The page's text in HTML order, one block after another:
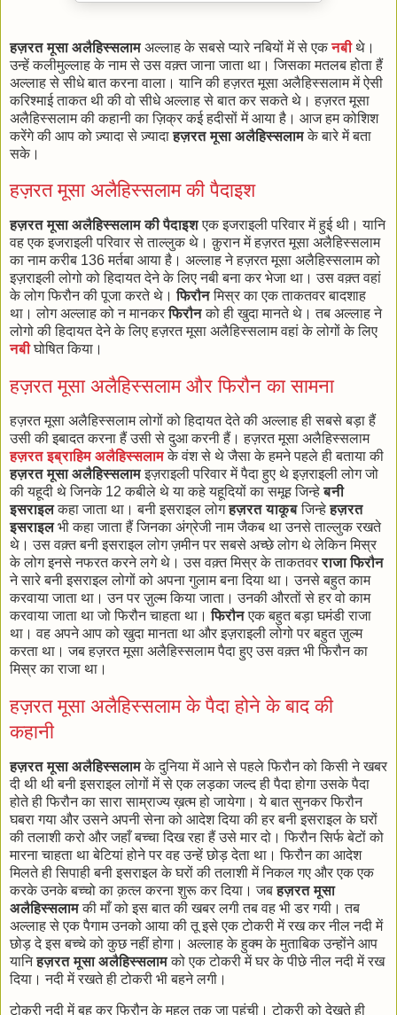
हज़रत मूसा अलैहिस्सलाम अल्लाह के सबसे प्यारे नबियों में से एकनबीथे।
उन्हें कलीमुल्लाह के नाम से उस वक़्त जाना जाता था। जिसका मतलब होता हैं
अल्लाह से सीधे बात करना वाला। यानि की हज़रत मूसा अलैहिस्सलाम में ऐसी
करिश्माई ताकत थी की वो सीधे अल्लाह से बात कर सकते थे। हज़रत मूसा
अलैहिस्सलाम की कहानी का ज़िक्र कई हदीसों में आया है। आज हम कोशिश
करेंगे की आप को ज़्यादा से ज़्यादाहज़रत मूसा अलैहिस्सलामके बारे में बता
सके।
हज़रत मूसा अलैहिस्सलाम की पैदाइश
हज़रत मूसा अलैहिस्सलाम की पैदाइशएक इजराइली परिवार में हुई थी। यानि
वह एक इजराइली परिवार से ताल्लुक थे। क़ुरान में हज़रत मूसा अलैहिस्सलाम
का नाम करीब 136 मर्तबा आया है। अल्लाह ने हज़रत मूसा अलैहिस्सलाम को
इज़राइली लोगो को हिदायत देने के लिए नबी बना कर भेजा था। उस वक़्त वहां
के लोग फिरौन की पूजा करते थे।फिरौनमिस्र का एक ताकतवर बादशाह
था। लोग अल्लाह को न मानकरफिरौनको ही खुदा मानते थे। तब अल्लाह ने
लोगो की हिदायत देने के लिए हज़रत मूसा अलैहिस्सलाम वहां के लोगों के लिए
नबीघोषित किया।
हज़रत मूसा अलैहिस्सलाम और फिरौन का सामना
हज़रत मूसा अलैहिस्सलाम लोगों को हिदायत देते की अल्लाह ही सबसे बड़ा हैं
उसी की इबादत करना हैं उसी से दुआ करनी हैं। हज़रत मूसा अलैहिस्सलाम
हज़रत इब्राहिम अलैहिस्सलामके वंश से थे जैसा के हमने पहले ही बताया की
हज़रत मूसा अलैहिस्सलामइज़राइली परिवार में पैदा हुए थे इज़राइली लोग जो
की यहूदी थे जिनके 12 कबीले थे या कहे यहूदियों का समूह जिन्हेबनी
इसराइलकहा जाता था। बनी इसराइल लोगहज़रत याकूबजिन्हेहज़रत
इसराइलभी कहा जाता हैं जिनका अंग्रेजी नाम जैकब था उनसे ताल्लुक रखते
थे। उस वक़्त बनी इसराइल लोग ज़मीन पर सबसे अच्छे लोग थे लेकिन मिस्र
के लोग इनसे नफरत करने लगे थे। उस वक़्त मिस्र के ताकतवरराजा फिरौन
ने सारे बनी इसराइल लोगों को अपना गुलाम बना दिया था। उनसे बहुत काम
करवाया जाता था। उन पर ज़ुल्म किया जाता। उनकी औरतों से हर वो काम
करवाया जाता था जो फिरौन चाहता था।फिरौनएक बहुत बड़ा घमंडी राजा
था। वह अपने आप को खुदा मानता था और इज़राइली लोगो पर बहुत ज़ुल्म
करता था। जब हज़रत मूसा अलैहिस्सलाम पैदा हुए उस वक़्त भी फिरौन का
मिस्र का राजा था।
हज़रत मूसा अलैहिस्सलाम के पैदा होने के बाद की
कहानी
हज़रत मूसा अलैहिस्सलामके दुनिया में आने से पहले फिरौन को किसी ने खबर
दी थी थी बनी इसराइल लोगों में से एक लड़का जल्द ही पैदा होगा उसके पैदा
होते ही फिरौन का सारा साम्राज्य ख़त्म हो जायेगा। ये बात सुनकर फिरौन
घबरा गया और उसने अपनी सेना को आदेश दिया की हर बनी इसराइल के घरों
की तलाशी करो और जहाँ बच्चा दिख रहा हैं उसे मार दो। फिरौन सिर्फ बेटों को
मारना चाहता था बेटियां होने पर वह उन्हें छोड़ देता था। फिरौन का आदेश
मिलते ही सिपाही बनी इसराइल के घरों की तलाशी में निकल गए और एक एक
करके उनके बच्चो का क़त्ल करना शुरू कर दिया। जबहज़रत मूसा
अलैहिस्सलामकी माँ को इस बात की खबर लगी तब वह भी डर गयी। तब
अल्लाह से एक पैगाम उनको आया की तू इसे एक टोकरी में रख कर नील नदी में
छोड़ दे इस बच्चे को कुछ नहीं होगा। अल्लाह के हुक्म के मुताबिक उन्होंने आप
यानिहज़रत मूसा अलैहिस्सलामको एक टोकरी में घर के पीछे नील नदी में रख
दिया। नदी में रखते ही टोकरी भी बहने लगी।
टोकरी नदी में बह कर फिरौन के महल तक जा पहुंची। टोकरी को देखते ही